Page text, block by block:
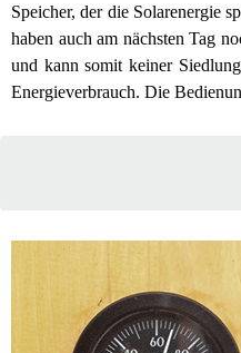
Speicher, der die Solarenergie
haben auch am nächsten Tag
und kann somit keiner
Energieverbrauch. Die